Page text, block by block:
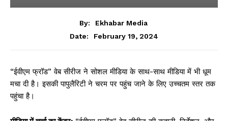
By:
Ekhabar Media
Date:
February 19, 2024
“ईवीएम फ्रॉड” वेब सीरीज ने सोशल मीडिया के साथ-साथ मीडिया में भी धूम
मचा दी है। इसकी पापुलैरिटी ने चरम पर पहुंच जाने के लिए उच्चतम स्तर तक
पहुंचा है।